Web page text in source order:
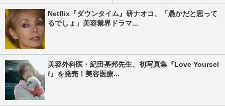
Netflix『ダウンタイム』研ナオコ、「愚かだと思って
るでしょ」美容業界ドラマ...
美容外科医・紀田基邦先生、初写真集『Love Yoursel
f』を発売！美容医療...